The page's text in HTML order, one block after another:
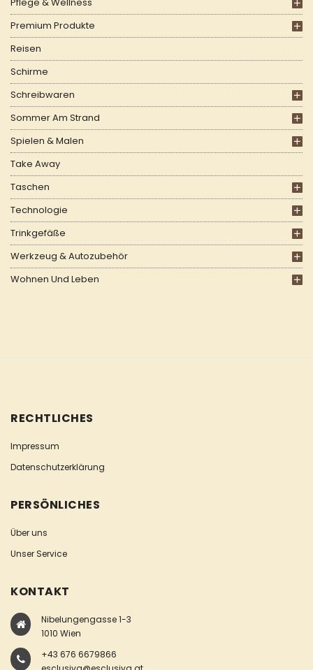
Premium Produkte
Reisen
Schirme
Schreibwaren
Sommer Am Strand
Spielen & Malen
Take Away
Taschen
Technologie
Trinkgefäße
Werkzeug & Autozubehör
Wohnen Und Leben
RECHTLICHES
Impressum
Datenschutzerklärung
PERSÖNLICHES
Über uns
Unser Service
KONTAKT
Nibelungengasse 1-3
1010 Wien
+43 676 6679866